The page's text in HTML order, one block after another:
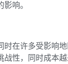
响。
在许多受影响
性，同时成本越